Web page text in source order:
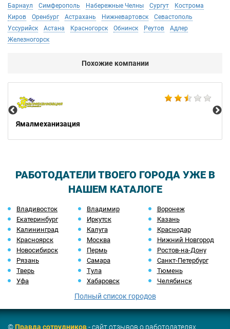
Барнаул
Симферополь Набережные Челны Сургут
Кострома
Киров
Оренбург Астрахань Нижневартовск
Севастополь
Уссурийск
Астана Красногорск Обнинск Реутов
Адлер
Железногорск
Похожие компании
Ямалмеханизация
РАБОТОДАТЕЛИ ТВОЕГО ГОРОДА УЖЕ В
НАШЕМ КАТАЛОГЕ
Владивосток Владимир
Воронеж
Екатеринбург
Иркутск
Казань
Калининград
Калуга
Краснодар
Красноярск
Москва
Нижний Новгород
Новосибирск
Пермь
Ростов-на-Дону
Рязань
Самара
Санкт-Петербург
Тверь
Тула
Тюмень
Уфа
Хабаровск Челябинск
Полный список городов
©Правда сотрудников- сайт отзывов о работодателях.